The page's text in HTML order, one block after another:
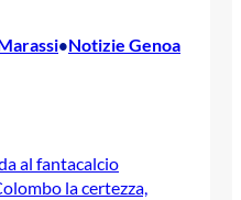
•Notizie Genoa
al fantacalcio
la certezza,